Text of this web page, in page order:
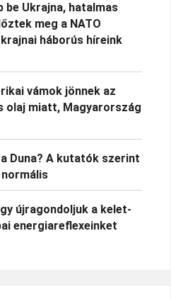
be Ukrajna, hatalmas
meg a NATO
háborús híreink
vámok jönnek az
olaj miatt, Magyarország
Duna? A kutatók szerint
újragondoljuk a kelet-
energiareflexeinket